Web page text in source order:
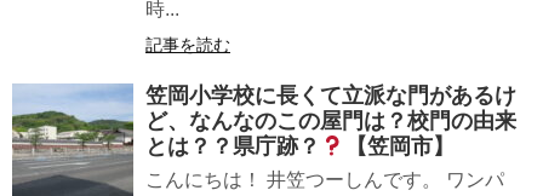
時...
記事を読む
笠岡小学校に長くて立派な門があるけ
ど、なんなのこの屋門は？校門の由来
とは？？県庁跡？
【笠岡市】
こんにちは！ 井笠つーしんです。 ワンパ